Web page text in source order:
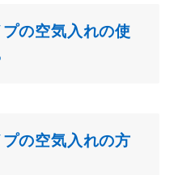
の空気入れの使
の空気入れの方